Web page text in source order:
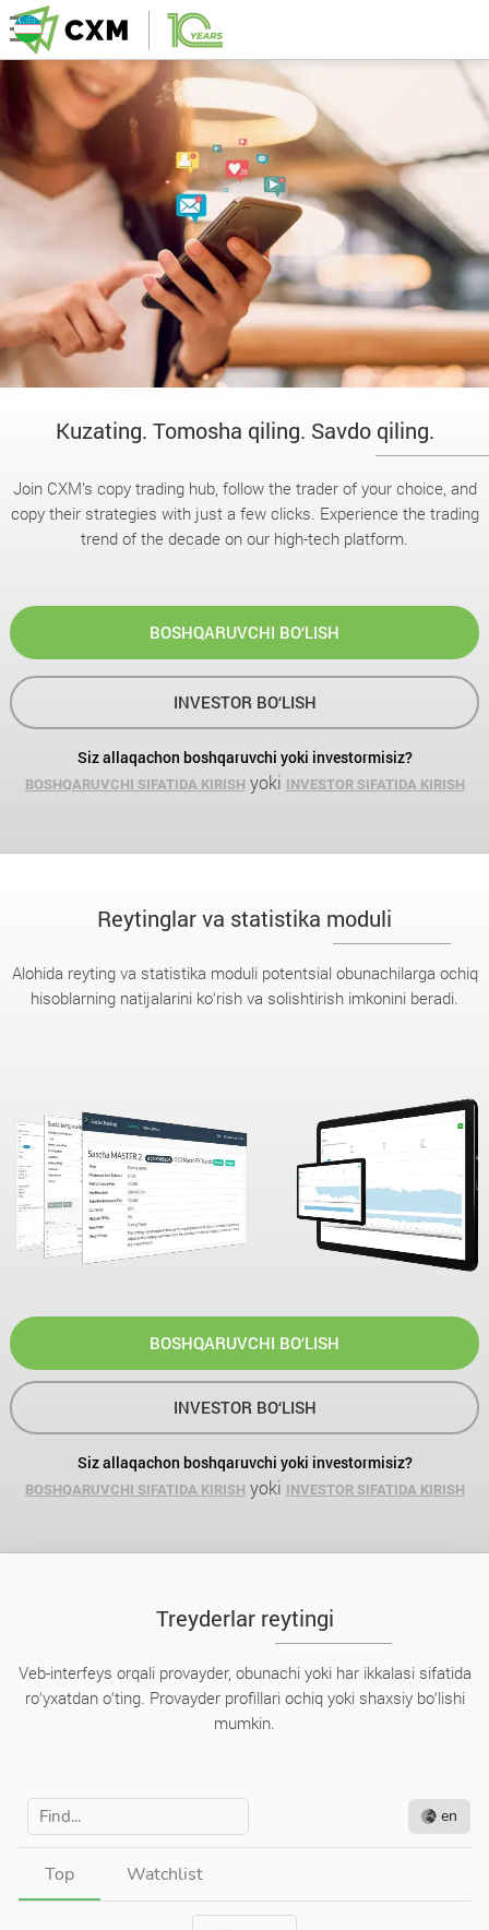
Kuzating. Tomosha qiling. Savdo qiling.
Join CXM’s copy trading hub, follow the trader of your choice, and
copy their strategies with just a few clicks. Experience the trading
trend of the decade on our high-tech platform.
BOSHQARUVCHI BO‘LISH
INVESTOR BO‘LISH
Siz allaqachon boshqaruvchi yoki investormisiz?
BOSHQARUVCHI SIFATIDA KIRISH yoki INVESTOR SIFATIDA KIRISH
Reytinglar va statistika moduli
Alohida reyting va statistika moduli potentsial obunachilarga ochiq
hisoblarning natijalarini ko‘rish va solishtirish imkonini beradi.
BOSHQARUVCHI BO‘LISH
INVESTOR BO‘LISH
Siz allaqachon boshqaruvchi yoki investormisiz?
BOSHQARUVCHI SIFATIDA KIRISH yoki INVESTOR SIFATIDA KIRISH
Treyderlar reytingi
Veb-interfeys orqali provayder, obunachi yoki har ikkalasi sifatida
ro‘yxatdan o‘ting. Provayder profillari ochiq yoki shaxsiy bo‘lishi
mumkin.